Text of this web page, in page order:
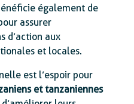
également de
assurer
d’action aux
et locales.
est l’espoir pour
et tanzaniennes